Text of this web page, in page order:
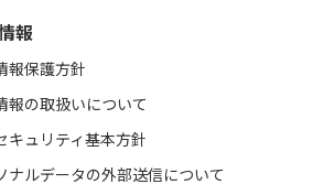
報
報保護方針
報の取扱いについて
キュリティ基本方針
ナルデータの外部送信について